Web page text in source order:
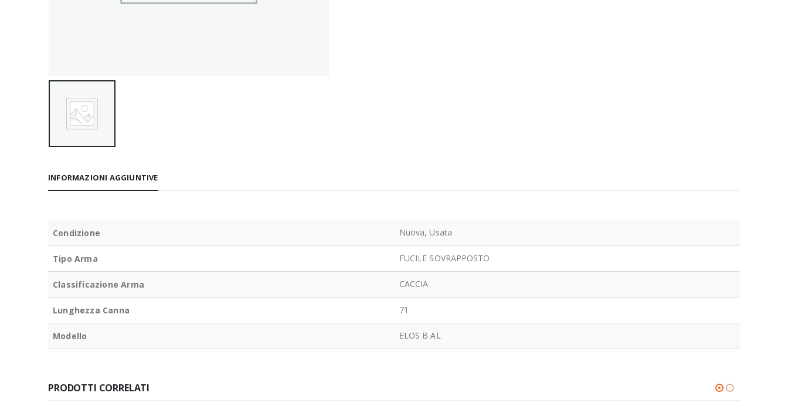
INFORMAZIONI AGGIUNTIVE
Condizione Nuova, Usata
Tipo Arma FUCILE SOVRAPPOSTO
Classificazione Arma CACCIA
Lunghezza Canna 71
Modello ELOS B AL
PRODOTTI CORRELATI